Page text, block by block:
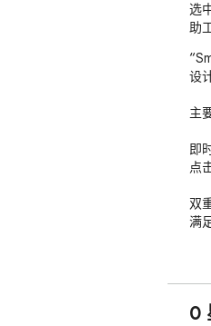
选
助
设
主
即
点
双
满
使
0